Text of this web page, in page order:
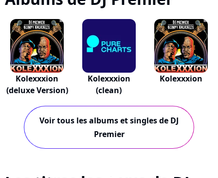
Kolexxxion
(deluxe Version)
Kolexxxion
(clean)
Kolexxxion
Voir tous les albums et singles de DJ
Premier